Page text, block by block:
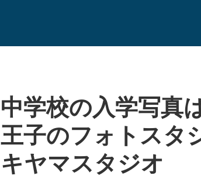
中学校の入学写真
王子のフォトスタ
キヤマスタジオ